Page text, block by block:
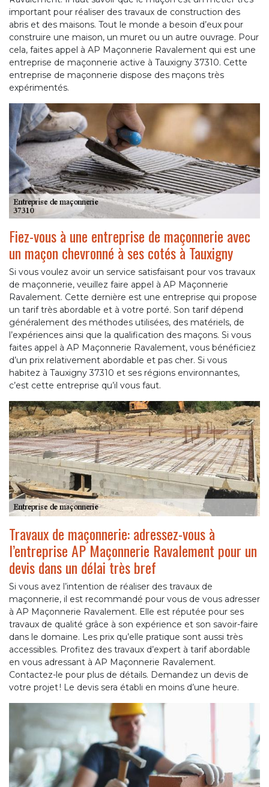
important pour réaliser des travaux de construction des
abris et des maisons. Tout le monde a besoin d’eux pour
construire une maison, un muret ou un autre ouvrage. Pour
cela, faites appel à AP Maçonnerie Ravalement qui est une
entreprise de maçonnerie active à Tauxigny 37310. Cette
entreprise de maçonnerie dispose des maçons très
expérimentés.
Fiez-vous à une entreprise de maçonnerie avec
un maçon chevronné à ses cotés à Tauxigny
Si vous voulez avoir un service satisfaisant pour vos travaux
de maçonnerie, veuillez faire appel à AP Maçonnerie
Ravalement. Cette dernière est une entreprise qui propose
un tarif très abordable et à votre porté. Son tarif dépend
généralement des méthodes utilisées, des matériels, de
l’expériences ainsi que la qualification des maçons. Si vous
faites appel à AP Maçonnerie Ravalement, vous bénéficiez
d’un prix relativement abordable et pas cher. Si vous
habitez à Tauxigny 37310 et ses régions environnantes,
c’est cette entreprise qu’il vous faut.
Travaux de maçonnerie: adressez-vous à
l’entreprise AP Maçonnerie Ravalement pour un
devis dans un délai très bref
Si vous avez l’intention de réaliser des travaux de
maçonnerie, il est recommandé pour vous de vous adresser
à AP Maçonnerie Ravalement. Elle est réputée pour ses
travaux de qualité grâce à son expérience et son savoir-faire
dans le domaine. Les prix qu’elle pratique sont aussi très
accessibles. Profitez des travaux d’expert à tarif abordable
en vous adressant à AP Maçonnerie Ravalement.
Contactez-le pour plus de détails. Demandez un devis de
votre projet ! Le devis sera établi en moins d’une heure.